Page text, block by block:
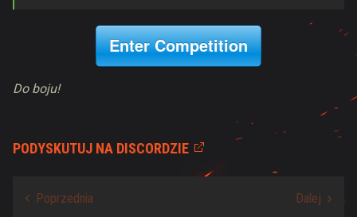
Enter Competition
Do boju!
PODYSKUTUJ NA DISCORDZIE